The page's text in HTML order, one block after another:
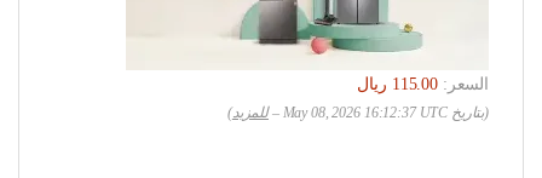
السعر:
‏115.00 ريال
(بتاريخ May 08, 2026 16:12:37 UTC – للمزيد)